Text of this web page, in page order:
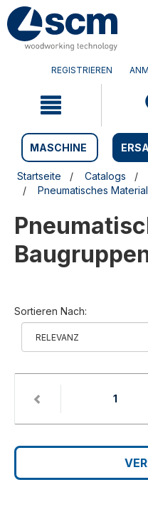
Zum
Inhalt
springen
Zum
Navigationsmen�
springen
REGISTRIEREN
MASCHINE
Startseite Catalogs
Pneumatisches Material
Sortieren Nach:
1